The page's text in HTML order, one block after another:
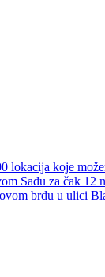
lokacija koje
Sadu za čak 12
brdu u ulici